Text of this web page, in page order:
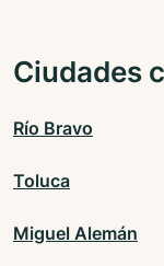
Ciudades
Río Bravo
Toluca
Miguel Alemán